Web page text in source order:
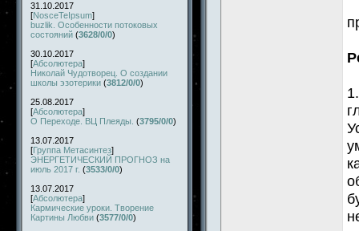
31.10.2017
[NosceTeIpsum]
buzlik. Особенности потоковых
состояний (3628/0/0)
30.10.2017
[Абсолютера]
Николай Чудотворец. О создании
школы эзотерики (3812/0/0)
25.08.2017
[Абсолютера]
О Переходе. ВЦ Плеяды. (3795/0/0)
13.07.2017
[Группа Метасинтез]
ЭНЕРГЕТИЧЕСКИЙ ПРОГНОЗ на
июль 2017 г. (3533/0/0)
13.07.2017
[Абсолютера]
Кармические уроки. Творение
Картины Любви (3577/0/0)